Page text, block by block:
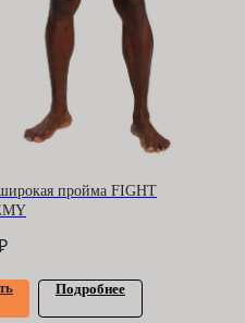
пройма FIGHT
Подробнее